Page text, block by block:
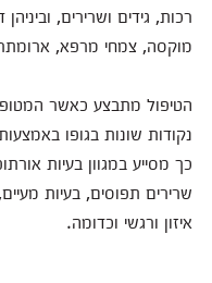
רכות, גידים ושרירים,
מוקסה, צמחי מרפא,
הטיפול מתבצע כאשר
נקודות שונות בגופו באמצעות
כך מסייע במגוון בעיות
שרירים תפוסים, בעיות
איזון ורגשי וכדומה.